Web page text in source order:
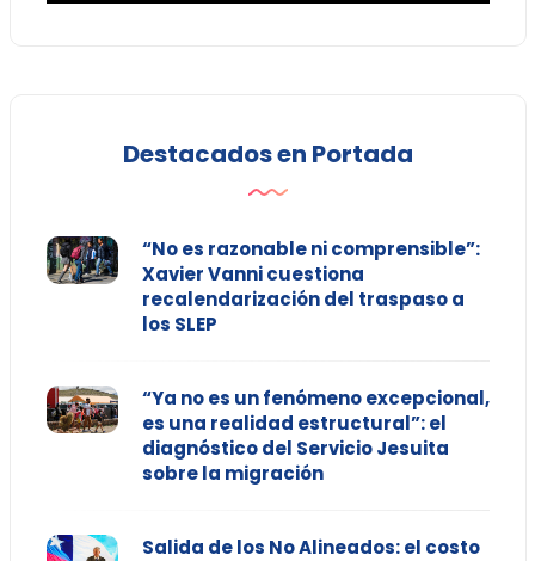
Destacados en Portada
“No es razonable ni comprensible”:
Xavier Vanni cuestiona
recalendarización del traspaso a
los SLEP
“Ya no es un fenómeno excepcional,
es una realidad estructural”: el
diagnóstico del Servicio Jesuita
sobre la migración
Salida de los No Alineados: el costo